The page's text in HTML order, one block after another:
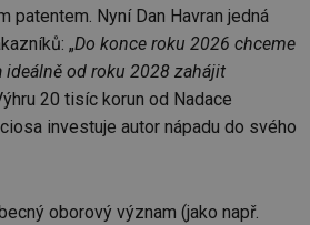
patentem. Nyní Dan Havran jedná
„Do konce roku 2026 chceme
ideálně od roku 2028 zahájit
20 tisíc korun od Nadace
investuje autor nápadu do svého
oborový význam (jako např.